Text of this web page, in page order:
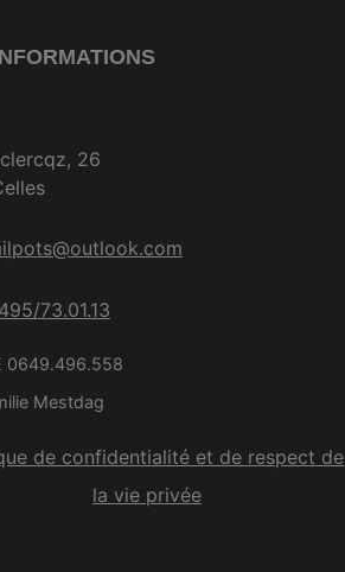
26
73.01.13
0649.496.558
Mestdag
de confidentialité et de respect de
la vie privée